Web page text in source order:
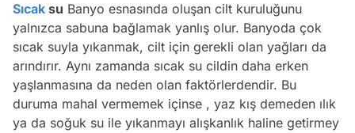
Sıcak su Banyo esnasında oluşan cilt kuruluğunu
yalnızca sabuna bağlamak yanlış olur. Banyoda çok
sıcak suyla yıkanmak, cilt için gerekli olan yağları da
arındırır. Aynı zamanda sıcak su cildin daha erken
yaşlanmasına da neden olan faktörlerdendir. Bu
duruma mahal vermemek içinse , yaz kış demeden ılık
ya da soğuk su ile yıkanmayı alışkanlık haline getirmey